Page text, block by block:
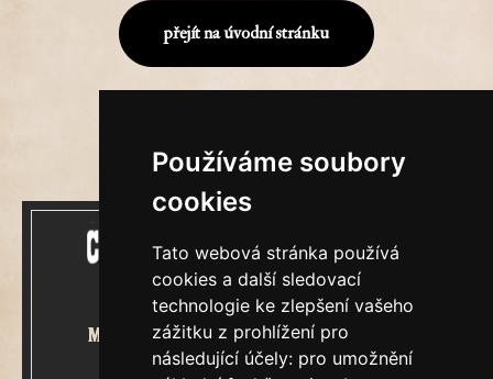
Používáme soubory
cookies
Tato webová stránka používá
cookies a další sledovací
technologie ke zlepšení vašeho
zážitku z prohlížení pro
následující účely: pro umožnění
přejít na úvodní stránku
Mecenášem Cimrmanova Zpravodaje
je společnost